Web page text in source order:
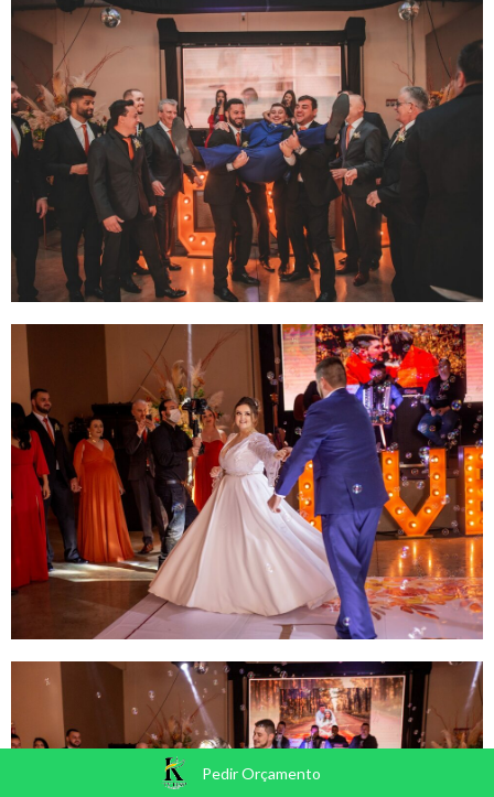
Pedir Orçamento